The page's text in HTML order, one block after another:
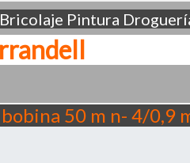
Bricolaje Pintura
50 m n- 4/0,9